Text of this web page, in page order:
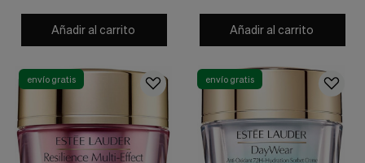
cookies
enseñarte
anuncios
Añadir al carrito Añadir al carrito
envío gratis envío gratis